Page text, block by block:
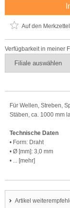
Auf den Merkzettel
Verfügbarkeit in meiner
Für Wellen, Streben,
Stäben, ca. 1000 mm
Technische Daten
• Form: Draht
• Ø [mm]: 3,0 mm
• ... [mehr]
Artikel